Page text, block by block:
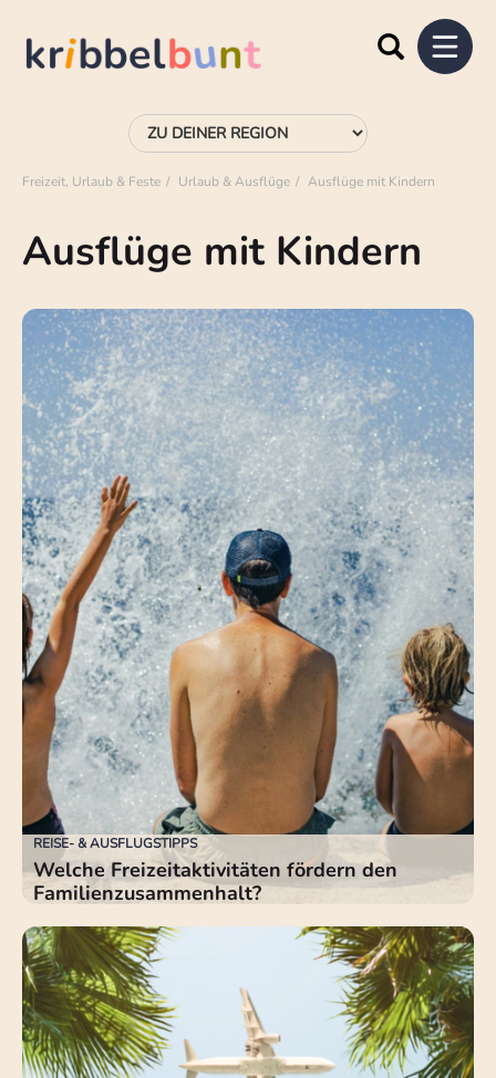
Freizeit, Urlaub & Feste Urlaub & Ausflüge Ausflüge mit Kindern
Ausflüge mit Kindern
REISE- & AUSFLUGSTIPPS
Welche Freizeitaktivitäten fördern den
Familienzusammenhalt?